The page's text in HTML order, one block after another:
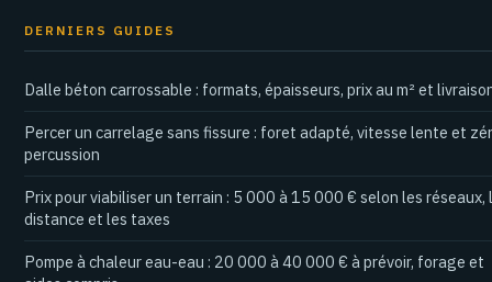
DERNIERS GUIDES
Dalle béton carrossable : formats, épaisseurs, prix au m² et
Percer un carrelage sans fissure : foret adapté, vitesse lente et
percussion
Prix pour viabiliser un terrain : 5 000 à 15 000 € selon les réseaux,
distance et les taxes
Pompe à chaleur eau-eau : 20 000 à 40 000 € à prévoir, forage et